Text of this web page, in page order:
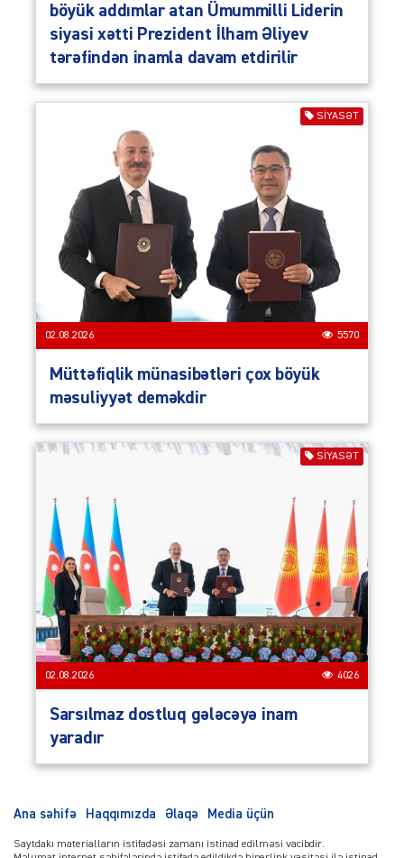
böyük addımlar atan Ümummilli Liderin
siyasi xətti Prezident İlham Əliyev
tərəfindən inamla davam etdirilir
SIYASƏT
02.08.2026 5570
Müttəfiqlik münasibətləri çox böyük
məsuliyyət deməkdir
SIYASƏT
02.08.2026 4026
Sarsılmaz dostluq gələcəyə inam
yaradır
Ana səhifə Haqqımızda Əlaqə Media üçün
Saytdakı materialların istifadəsi zamanı istinad edilməsi vacibdir.